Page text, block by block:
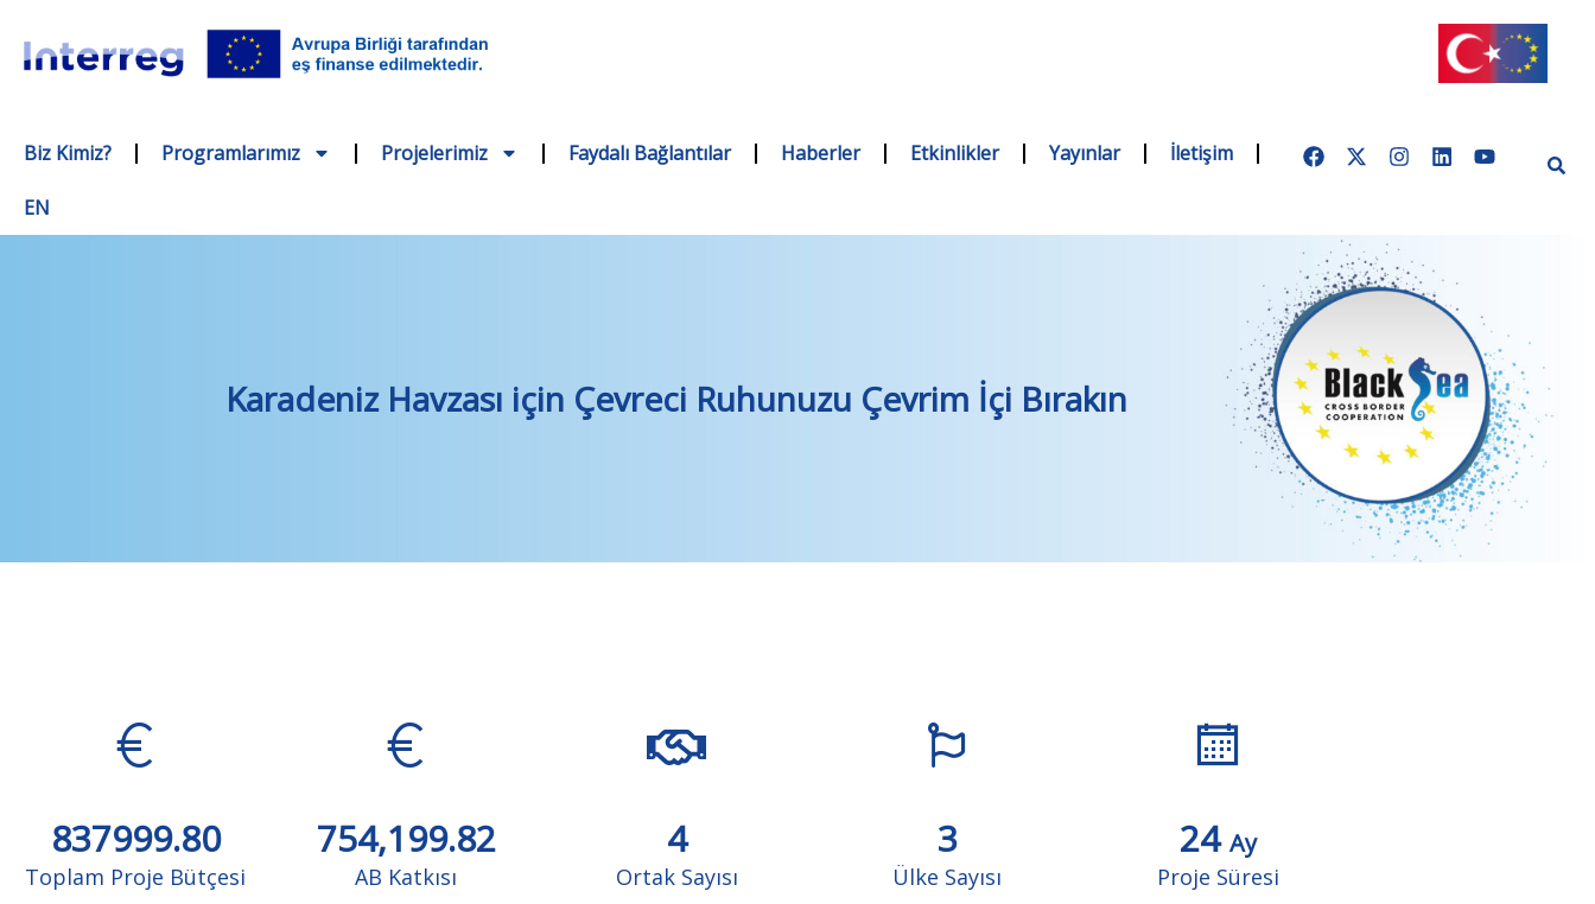
Biz Kimiz? Programlarımız Projelerimiz Faydalı Bağlantılar Haberler Etkinlikler Yayınlar İletişim
EN
Karadeniz Havzası için Çevreci Ruhunuzu Çevrim İçi Bırakın
837999.80
Toplam Proje Bütçesi
754,199.82
AB Katkısı
4
Ortak Sayısı
3
Ülke Sayısı
24 Ay
Proje Süresi